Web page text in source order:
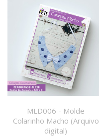
MLD006 - Molde
Colarinho Macho (Arquivo
digital)